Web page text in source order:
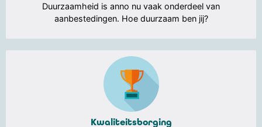
Duurzaamheid is anno nu vaak onderdeel van
aanbestedingen. Hoe duurzaam ben jij?
Kwaliteitsborging